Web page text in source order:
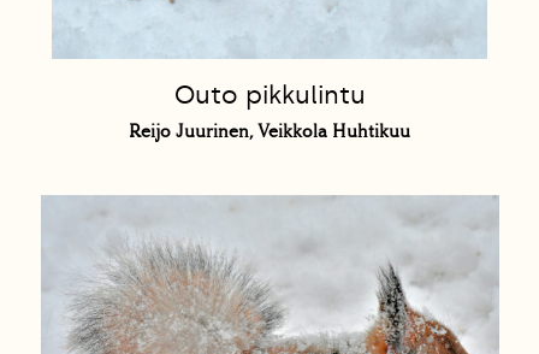
Outo pikkulintu
Reijo Juurinen, Veikkola Huhtikuu